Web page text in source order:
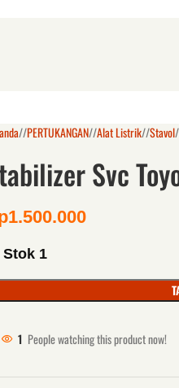
/ PERTUKANGAN/ Alat Listrik/ Stavol/
Svc
1.500.000
Stok 1
1 People watching this product now!